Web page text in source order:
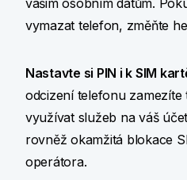
vašim osobním datům.
vymazat telefon, změňte
Nastavte si PIN i k SIM
odcizení telefonu zamezíte
využívat služeb na váš
rovněž okamžitá blokace
operátora.